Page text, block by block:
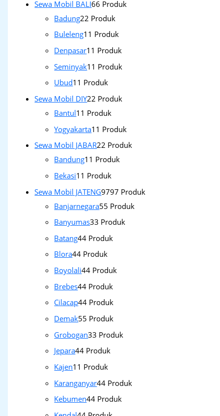
Sewa Mobil BALI66 Produk
Badung22 Produk
Buleleng1 1 Produk
Denpasar1 1 Produk
Seminyak1 1 Produk
Ubud1 1 Produk
Sewa Mobil DIY22 Produk
Bantul1 1 Produk
Yogyakarta1 1 Produk
Sewa Mobil JABAR22 Produk
Bandung1 1 Produk
Bekasi1 1 Produk
Sewa Mobil JATENG9797 Produk
Banjarnegara55 Produk
Banyumas33 Produk
Batang44 Produk
Blora44 Produk
Boyolali44 Produk
Brebes44 Produk
Cilacap44 Produk
Demak55 Produk
Grobogan33 Produk
Jepara44 Produk
Kajen1 1 Produk
Karanganyar44 Produk
Kebumen44 Produk